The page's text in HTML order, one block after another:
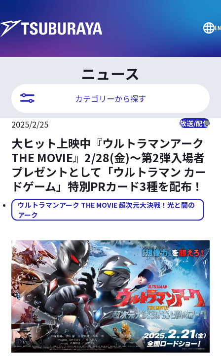
EN
ニュース
カテゴリーから探す
2025/2/25 放送/配信
大ヒット上映中『ウルトラマンアーク
THE MOVIE』2/28(金)～第2弾入場者
プレゼントとして「ウルトラマン カー
ドゲーム」特別PRカード3種を配布！
ウルトラマンアーク THE MOVIE 超次元大決戦！光と闇の
アーク